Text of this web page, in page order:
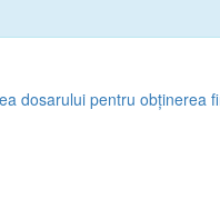
dosarului pentru obținerea